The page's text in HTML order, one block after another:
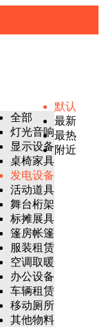
全部
灯光音响
显示设备
桌椅家具
发电设备
活动道具
舞台桁架
标摊展具
篷房帐篷
服装租赁
空调取暖
办公设备
车辆租赁
移动厕所
其他物料
默认
最新
最热
附近